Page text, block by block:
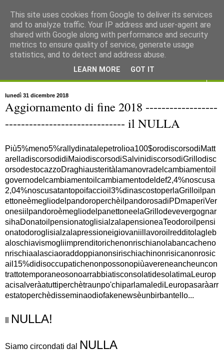
lunedì 31 dicembre 2018
Aggiornamento di fine 2018 ------------------
------------------------------ il NULLA
Più5%meno5%rallydinatalepetrolioa100$orodiscorsodiMatt
arelladiscorsodidiMaiodiscorsodiSalvinidiscorsodiGrillodisc
orsodestocazzoDraghiausteritàlamanovradelcambiamentoil
governodelcambiamentoilcambiamentodeldef2,4%noscusa
2,04%noscusatantopoifaccioil3%dinascostoperlaGrilloilpan
ettoneèmegliodelpandoroperchèilpandorosadiPDmaperiVer
onesiilpandoroèmegliodelpanettoneelaGrillodevevergognar
sihaDonatoilpensionatoglisialzalapensioneaTeodoroilpensi
onatodoroglisialzalapressioneigiovaniillavoroilredditolagleb
aloschiavismogliimprenditorichenonrischianolabancacheno
nrischiaalasciaoraddoppianonsirischiachinonrisicanonrosic
ail15%didisoccupatichenonpossonopiùavereneancheuncon
trattotemporaneosonoarrabbiatisconsolatidesolatimaLeurop
acisalveràatuttiperchètraunpo'chiparlamalediLeuropasaràarr
estatoperchèdisseminaodiofakenewsèunbirbantello...
NULLA!
Siamo circondati dal NULLA
This site uses cookies from Google to deliver its services
and to analyze traffic. Your IP address and user-agent are
shared with Google along with performance and security
metrics to ensure quality of service, generate usage
statistics, and to detect and address abuse.
LEARN MORE GOT IT